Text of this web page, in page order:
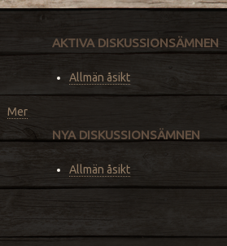
Mer
AKTIVA DISKUSSIONSÄMNEN
Allmän åsikt
NYA DISKUSSIONSÄMNEN
Allmän åsikt